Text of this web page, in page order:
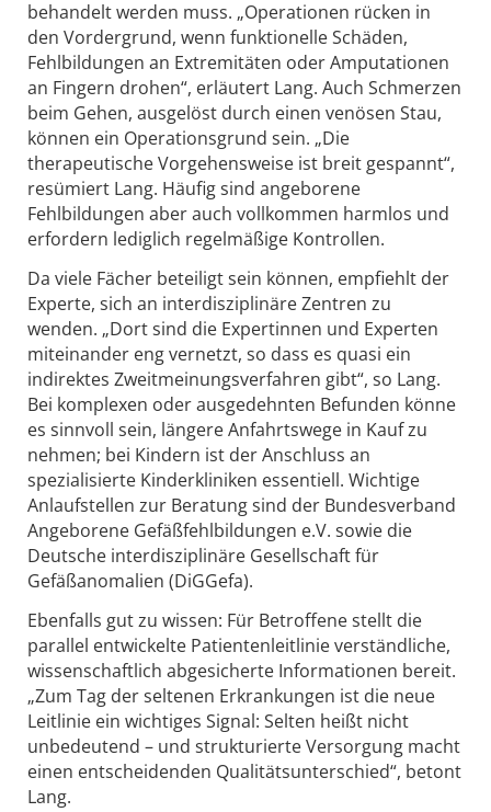
behandelt werden muss. „Operationen rücken in
den Vordergrund, wenn funktionelle Schäden,
Fehlbildungen an Extremitäten oder Amputationen
an Fingern drohen“, erläutert Lang. Auch Schmerzen
beim Gehen, ausgelöst durch einen venösen Stau,
können ein Operationsgrund sein. „Die
therapeutische Vorgehensweise ist breit gespannt“,
resümiert Lang. Häufig sind angeborene
Fehlbildungen aber auch vollkommen harmlos und
erfordern lediglich regelmäßige Kontrollen.
Da viele Fächer beteiligt sein können, empfiehlt der
Experte, sich an interdisziplinäre Zentren zu
wenden. „Dort sind die Expertinnen und Experten
miteinander eng vernetzt, so dass es quasi ein
indirektes Zweitmeinungsverfahren gibt“, so Lang.
Bei komplexen oder ausgedehnten Befunden könne
es sinnvoll sein, längere Anfahrtswege in Kauf zu
nehmen; bei Kindern ist der Anschluss an
spezialisierte Kinderkliniken essentiell. Wichtige
Anlaufstellen zur Beratung sind der Bundesverband
Angeborene Gefäßfehlbildungen e.V. sowie die
Deutsche interdisziplinäre Gesellschaft für
Gefäßanomalien (DiGGefa).
Ebenfalls gut zu wissen: Für Betroffene stellt die
parallel entwickelte Patientenleitlinie verständliche,
wissenschaftlich abgesicherte Informationen bereit.
„Zum Tag der seltenen Erkrankungen ist die neue
Leitlinie ein wichtiges Signal: Selten heißt nicht
unbedeutend – und strukturierte Versorgung macht
einen entscheidenden Qualitätsunterschied“, betont
Lang.